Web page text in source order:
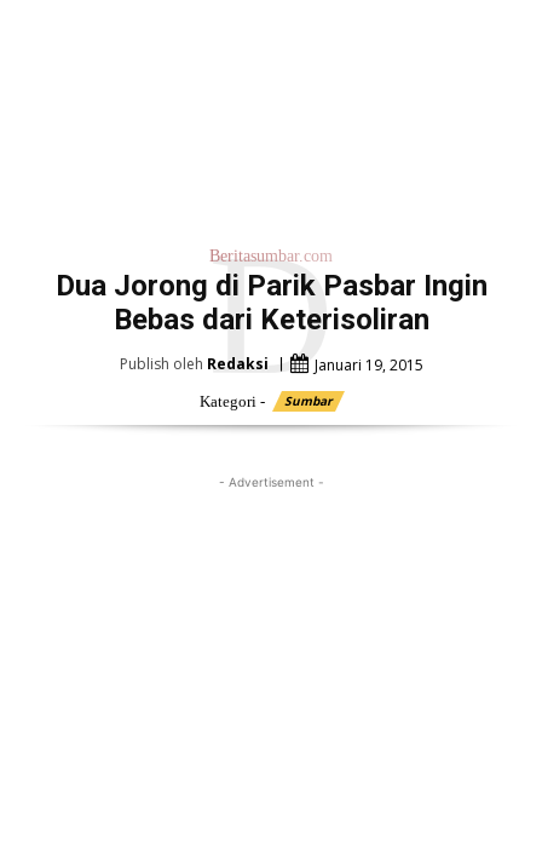
Beritasumbar.com
Dua Jorong di Parik Pasbar Ingin
Bebas dari Keterisoliran
D
Publish oleh Redaksi Januari 19, 2015
Kategori - Sumbar
- Advertisement -